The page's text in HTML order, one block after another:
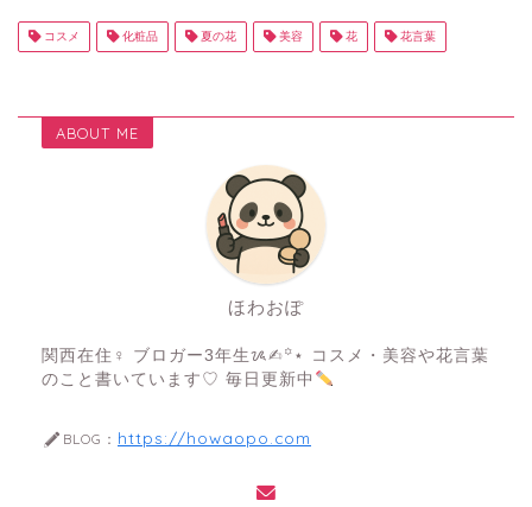
コスメ 化粧品 夏の花 美容 花 花言葉
ABOUT ME
ほわおぽ
関西在住♀ ブロガー3年生ᝰ✍︎꙳⋆ コスメ・美容や花言葉
のこと書いています♡ 毎日更新中
BLOG： https://howaopo.com